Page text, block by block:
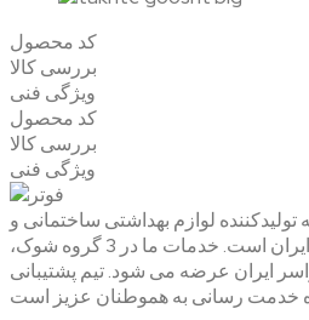
کد محصول
بررسی کالا
ویژگی فنی
کد محصول
بررسی کالا
ویژگی فنی
سابقه تولیدکننده لوازم بهداشتی ساختمانی و
تاسیسات ساختمانی در بازار ایران است. خدمات ما در 3 گروه شوک،
ایران عرضه می شود. تیم پشتیبانی